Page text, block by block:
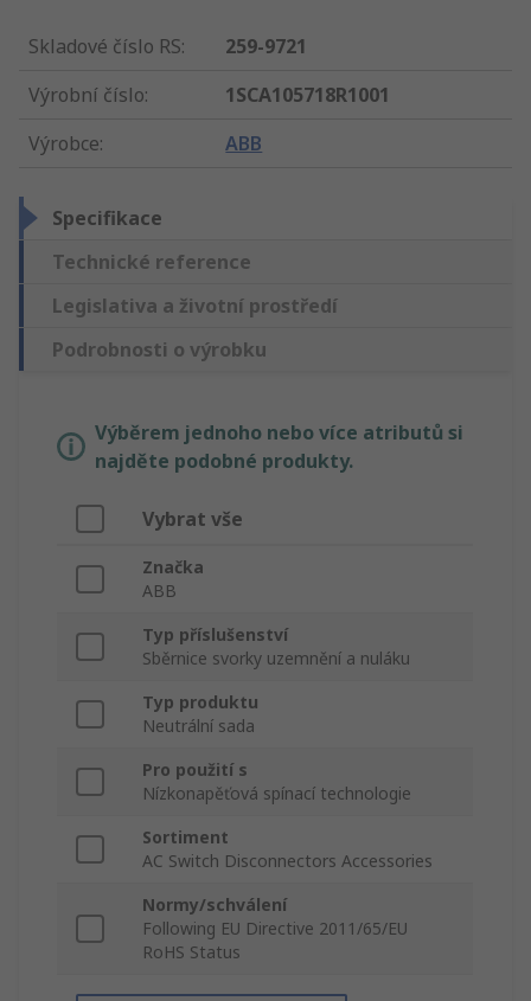
Skladové číslo RS:
259-9721
Výrobní číslo:
1SCA105718R1001
Výrobce: ABB
Specifikace
Technické reference
Legislativa a životní prostředí
Podrobnosti o výrobku
Výběrem jednoho nebo více atributů si
najděte podobné produkty.
Vybrat vše
Značka
ABB
Typ příslušenství
Sběrnice svorky uzemnění a nuláku
Typ produktu
Neutrální sada
Pro použití s
Nízkonapěťová spínací technologie
Sortiment
AC Switch Disconnectors Accessories
Normy/schválení
Following EU Directive 2011/65/EU
RoHS Status